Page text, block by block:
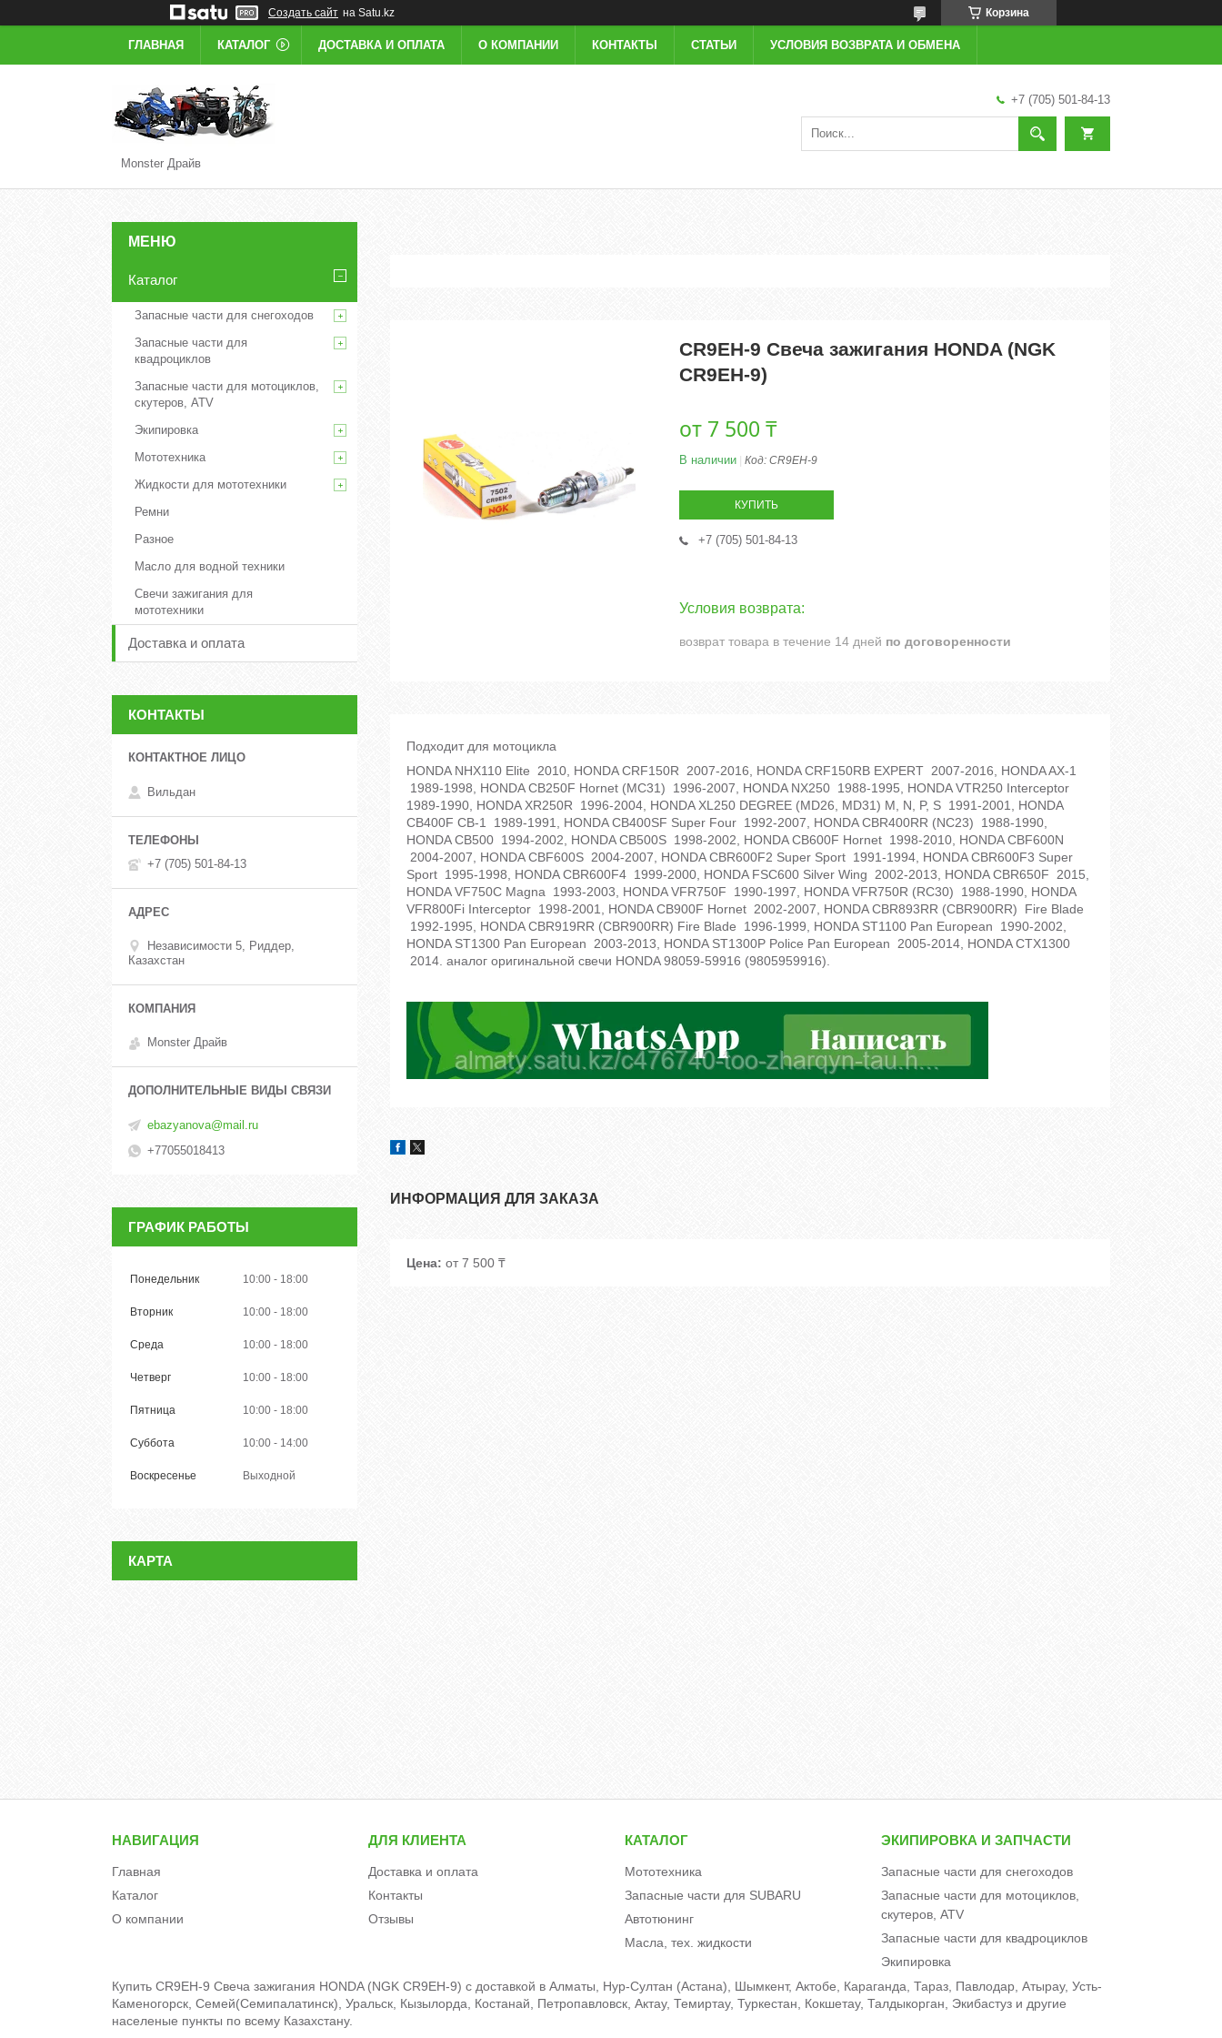
Создать сайт на Satu.kz Корзина
ГЛАВНАЯ КАТАЛОГ ДОСТАВКА И ОПЛАТА О КОМПАНИИ КОНТАКТЫ СТАТЬИ УСЛОВИЯ ВОЗВРАТА И ОБМЕНА
Monster Драйв
+7 (705) 501-84-13
CR9EH-9 Свеча зажигания HONDA (NGK
CR9EH-9)
от 7 500 ₸
В наличии Код: CR9EH-9
КУПИТЬ
+7 (705) 501-84-13
возврат товара в течение 14 дней по договоренности
Подходит для мотоцикла
HONDA NHX110 Elite 2010, HONDA CRF150R 2007-2016, HONDA CRF150RB EXPERT 2007-2016, HONDA AX-1
1989-1998, HONDA CB250F Hornet (MC31) 1996-2007, HONDA NX250 1988-1995, HONDA VTR250 Interceptor
1989-1990, HONDA XR250R 1996-2004, HONDA XL250 DEGREE (MD26, MD31) M, N, P, S 1991-2001, HONDA
CB400F CB-1 1989-1991, HONDA CB400SF Super Four 1992-2007, HONDA CBR400RR (NC23) 1988-1990,
HONDA CB500 1994-2002, HONDA CB500S 1998-2002, HONDA CB600F Hornet 1998-2010, HONDA CBF600N
2004-2007, HONDA CBF600S 2004-2007, HONDA CBR600F2 Super Sport 1991-1994, HONDA CBR600F3 Super
Sport 1995-1998, HONDA CBR600F4 1999-2000, HONDA FSC600 Silver Wing 2002-2013, HONDA CBR650F 2015,
HONDA VF750C Magna 1993-2003, HONDA VFR750F 1990-1997, HONDA VFR750R (RC30) 1988-1990, HONDA
VFR800Fi Interceptor 1998-2001, HONDA CB900F Hornet 2002-2007, HONDA CBR893RR (CBR900RR) Fire Blade
1992-1995, HONDA CBR919RR (CBR900RR) Fire Blade 1996-1999, HONDA ST1100 Pan European 1990-2002,
HONDA ST1300 Pan European 2003-2013, HONDA ST1300P Police Pan European 2005-2014, HONDA CTX1300
2014. аналог оригинальной свечи HONDA 98059-59916 (9805959916).
ИНФОРМАЦИЯ ДЛЯ ЗАКАЗА
Цена: от 7 500 ₸
Каталог
Запасные части для снегоходов
Запасные части для
квадроциклов
Запасные части для мотоциклов,
скутеров, ATV
Экипировка
Мототехника
Жидкости для мототехники
Ремни
Разное
Масло для водной техники
Свечи зажигания для
мототехники
Доставка и оплата
КОНТАКТЫ
Вильдан
+7 (705) 501-84-13
Независимости 5, Риддер,
Казахстан
Monster Драйв
ebazyanova@mail.ru
+77055018413
ГРАФИК РАБОТЫ
Понедельник 10:00 18:00
Вторник 10:00 18:00
Среда 10:00 18:00
Четверг 10:00 18:00
Пятница 10:00 18:00
Суббота 10:00 14:00
Воскресенье Выходной
КАРТА
НАВИГАЦИЯ
Главная
Каталог
О компании
ДЛЯ КЛИЕНТА
Доставка и оплата
Контакты
Отзывы
КАТАЛОГ
Мототехника
Запасные части для SUBARU
Автотюнинг
Масла, тех. жидкости
ЭКИПИРОВКА И ЗАПЧАСТИ
Запасные части для снегоходов
Запасные части для мотоциклов,
скутеров, ATV
Запасные части для квадроциклов
Экипировка
Купить CR9EH-9 Свеча зажигания HONDA (NGK CR9EH-9) c доставкой в Алматы, Нур-Султан (Астана), Шымкент, Актобе, Караганда, Тараз, Павлодар, Атырау, Усть-
Каменогорск, Семей(Семипалатинск), Уральск, Кызылорда, Костанай, Петропавловск, Актау, Темиртау, Туркестан, Кокшетау, Талдыкорган, Экибастуз и другие
населеные пункты по всему Казахстану.